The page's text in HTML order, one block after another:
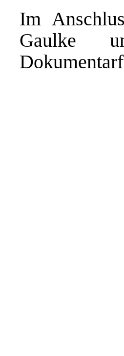
Im
Gaulke